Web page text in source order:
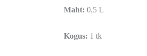
Maht: 0,5 L
Kogus: 1 tk